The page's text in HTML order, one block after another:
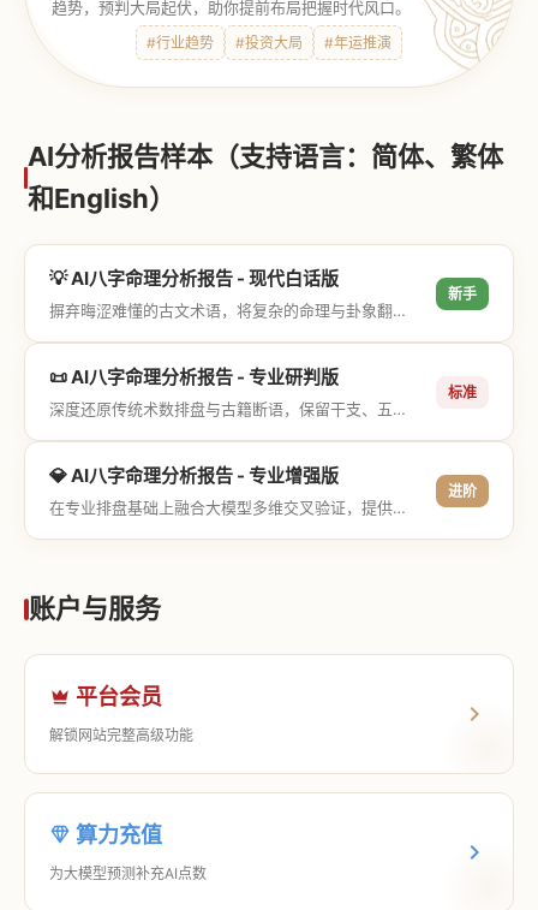
趋势，预判大局起伏，助你提前布局把握时代风口。
#行业趋势 #投资大局 #年运推演
AI分析报告样本（支持语言：简体、繁体
和English）
💡 AI八字命理分析报告 - 现代白话版
摒弃晦涩难懂的古文术语，将复杂的命理与卦象翻译成通俗易懂的现代大白话，直击结果与生活建议，零门槛轻松阅读。
新手
📜 AI八字命理分析报告 - 专业研判版
深度还原传统术数排盘与古籍断语，保留干支、五行与神煞等专业术语，适合追求严谨考证与具备易学基础的用户。
标准
💎 AI八字命理分析报告 - 专业增强版
在专业排盘基础上融合大模型多维交叉验证，提供更详尽的流年推演、应期运筹、象意深度剖析，以及全方位的运筹决策指导。
进阶
账户与服务
平台会员
解锁网站完整高级功能
算力充值
为大模型预测补充AI点数